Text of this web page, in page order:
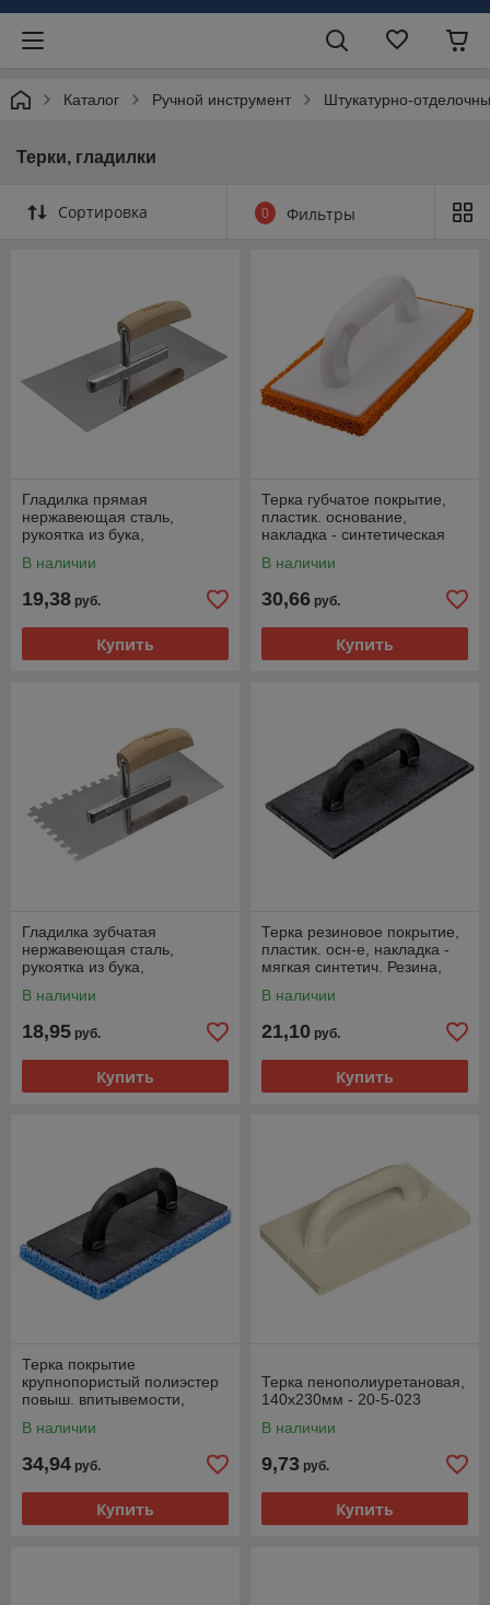
Каталог Ручной инструмент Штукатурно-
Терки, гладилки
Сортировка 0 Фильтры
Гладилка прямая
нержавеющая сталь,
рукоятка из бука,
В наличии
19,38 руб.
Купить
Терка губчатое покрытие,
пластик. основание,
накладка - синтетическая
20-2-003
В наличии
30,66 руб.
Купить
Гладилка зубчатая
нержавеющая сталь,
рукоятка из бука,
0-008
В наличии
18,95 руб.
Купить
Терка резиновое покрытие,
пластик. осн-е, накладка -
мягкая синтетич. Резина,
В наличии
21,10 руб.
Купить
Терка покрытие
крупнопористый полиэстер
повыш. впитывемости,
280х140х20мм - 20-2-007
В наличии
34,94 руб.
Купить
Терка пенополиуретановая,
140х230мм - 20-5-023
В наличии
9,73 руб.
Купить